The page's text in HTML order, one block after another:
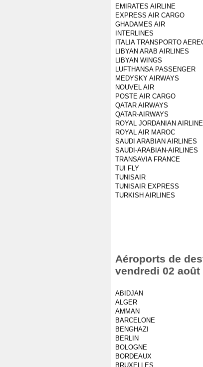
EMIRATES AIRLINE
EXPRESS AIR CARGO
GHADAMES AIR
INTERLINES
ITALIA TRANSPORTO
LIBYAN ARAB AIRLINES
LIBYAN WINGS
LUFTHANSA PASSENGER
MEDYSKY AIRWAYS
NOUVEL AIR
POSTE AIR CARGO
QATAR AIRWAYS
QATAR-AIRWAYS
ROYAL JORDANIAN
ROYAL AIR MAROC
SAUDI ARABIAN AIRLINES
SAUDI-ARABIAN-AIRLINES
TRANSAVIA FRANCE
TUI FLY
TUNISAIR
TUNISAIR EXPRESS
TURKISH AIRLINES
Aéroports de
vendredi 02 août
ABIDJAN
ALGER
AMMAN
BARCELONE
BENGHAZI
BERLIN
BOLOGNE
BORDEAUX
BRUXELLES